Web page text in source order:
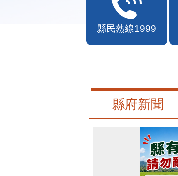
縣民熱線1999
縣府新聞